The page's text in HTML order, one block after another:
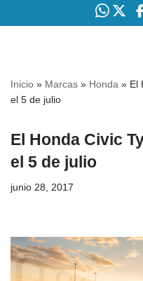
al
contenido
Inicio » Marcas » Honda » El
el 5 de julio
El Honda Civic
el 5 de julio
junio 28, 2017